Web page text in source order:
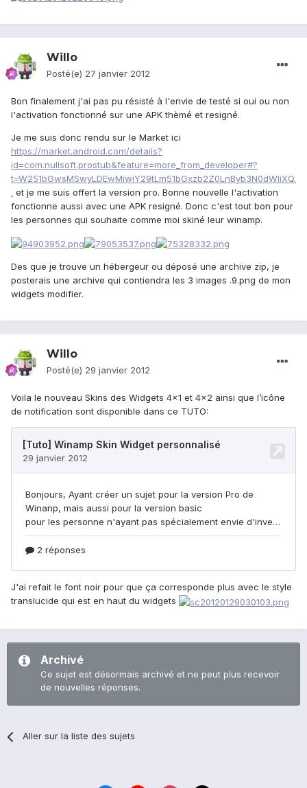
Willo
Posté(e) 27 janvier 2012
Bon finalement j'ai pas pu résisté à l'envie de testé si oui ou non
l'activation fonctionné sur une APK thèmé et resigné.
Je me suis donc rendu sur le Market ici
https://market.android.com/details?
id=com.nullsoft.prostub&feature=more_from_developer#?
t=W251bGwsMSwyLDEwMiwiY29tLm51bGxzb2Z0LnByb3N0dWIiXQ.
. et je me suis offert la version pro. Bonne nouvelle l'activation
fonctionne aussi avec une APK resigné. Donc c'est tout bon pour
les personnes qui souhaite comme moi skiné leur winamp.
Des que je trouve un hébergeur ou déposé une archive zip, je
posterais une archive qui contiendra les 3 images .9.png de mon
widgets modifier.
Willo
Posté(e) 29 janvier 2012
Voila le nouveau Skins des Widgets 4x1 et 4x2 ainsi que l’icône
de notification sont disponible dans ce TUTO:
J'ai refait le font noir pour que ça corresponde plus avec le style
translucide qui est en haut du widgets
Archivé
Ce sujet est désormais archivé et ne peut plus recevoir
de nouvelles réponses.
Aller sur la liste des sujets